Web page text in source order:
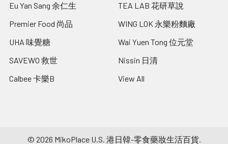
Eu Yan Sang 余仁生
Premier Food 尚品
UHA 味覺糖
SAVEWO 救世
Calbee 卡樂B
TEA LAB 花研草說
WING LOK 永樂粉麵廠
Wai Yuen Tong 位元堂
Nissin 日清
View All
© 2026 MikoPlace U.S. 港日韓-零食藥妝生活百貨.